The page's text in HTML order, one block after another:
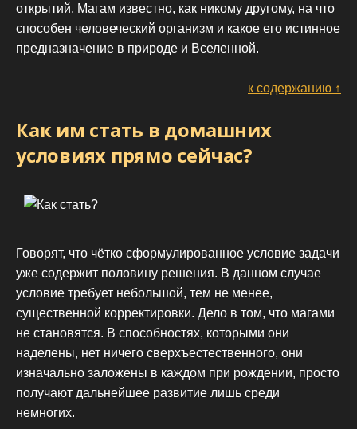
открытий. Магам известно, как никому другому, на что
способен человеческий организм и какое его истинное
предназначение в природе и Вселенной.
к содержанию ↑
Как им стать в домашних
условиях прямо сейчас?
Говорят, что чётко сформулированное условие задачи
уже содержит половину решения. В данном случае
условие требует небольшой, тем не менее,
существенной корректировки. Дело в том, что магами
не становятся. В способностях, которыми они
наделены, нет ничего сверхъестественного, они
изначально заложены в каждом при рождении, просто
получают дальнейшее развитие лишь среди
немногих.